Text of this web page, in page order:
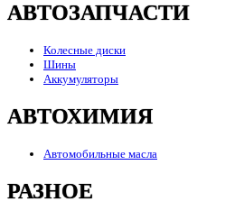
АВТОЗАПЧАСТИ
Колесные диски
Шины
Аккумуляторы
АВТОХИМИЯ
Автомобильные масла
РАЗНОЕ